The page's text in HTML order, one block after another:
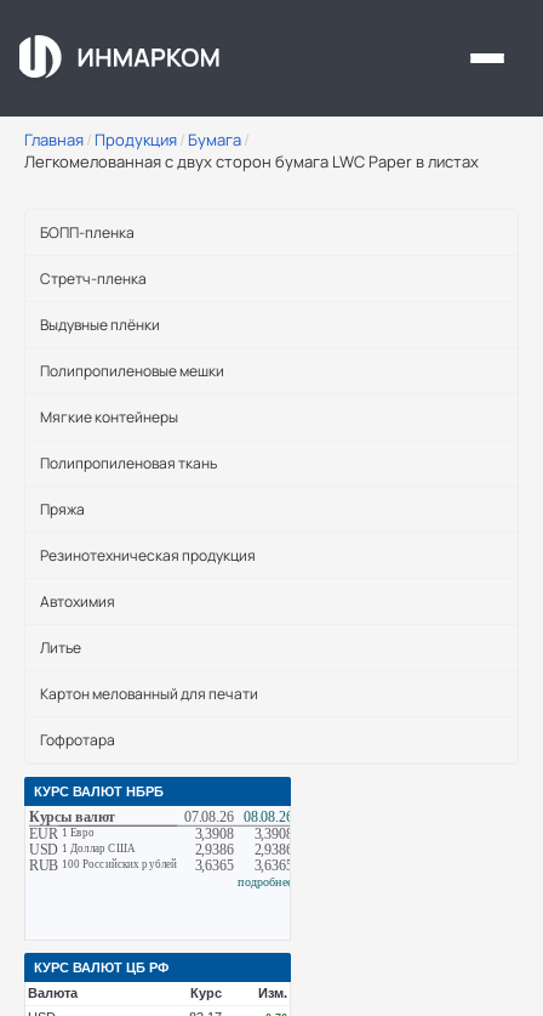
Главная/ Продукция/ Бумага/
Легкомелованная с двух сторон бумага LWC Paper в листах
БОПП-пленка
Стретч-пленка
Выдувные плёнки
Полипропиленовые мешки
Мягкие контейнеры
Полипропиленовая ткань
Пряжа
Резинотехническая продукция
Автохимия
Литье
Картон мелованный для печати
Гофротара
КУРС ВАЛЮТ НБРБ
КУРС ВАЛЮТ ЦБ РФ
Валюта
Курс
Изм.